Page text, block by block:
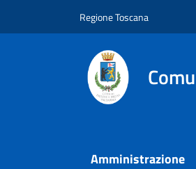
Regione Toscana
Amministrazione